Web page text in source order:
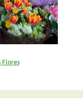
Flores